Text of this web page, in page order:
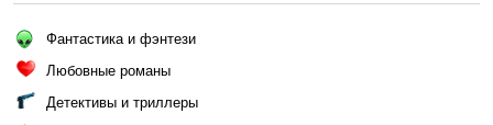
Фантастика и фэнтези
Любовные романы
Детективы и триллеры